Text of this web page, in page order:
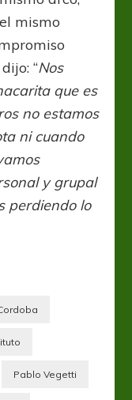
mismo
“Nos
que es
no estamos
ni cuando
y grupal
perdiendo lo
Pablo Vegetti